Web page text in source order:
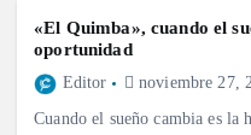
«El Quimba», cuando el
oportunidad
Editor noviembre 27,
Cuando el sueño cambia es la